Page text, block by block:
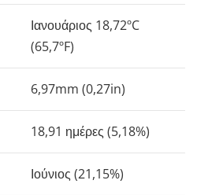
Ιανουάριος 18,72ºC
(65,7ºF)
6,97mm (0,27in)
18,91 ημέρες (5,18%)
Ιούνιος (21,15%)